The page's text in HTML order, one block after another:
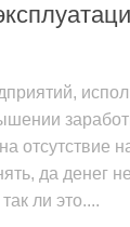
отсутствие
да денег
ли это....